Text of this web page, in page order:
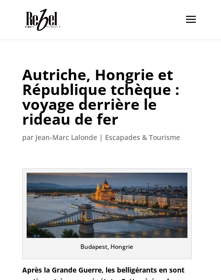
Autriche, Hongrie et
République tchèque :
voyage derrière le
rideau de fer
par Jean-Marc Lalonde| Escapades & Tourisme
Budapest, Hongrie
Après la Grande Guerre, les belligérants en sont